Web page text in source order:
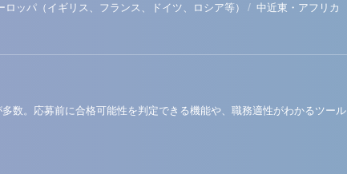
ロッパ（イギリス、フランス、ドイツ、ロシア等） / 中近東・アフリカ
数。応募前に合格可能性を判定できる機能や、職務適性がわかるツール